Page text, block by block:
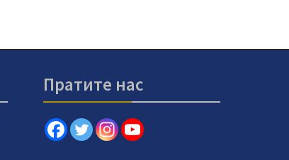
Пратите нас